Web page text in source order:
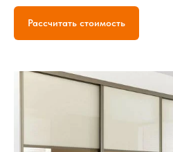
Рассчитать стоимость